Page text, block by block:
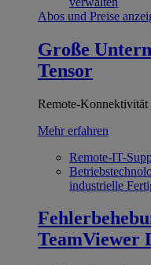
Abos und Preise
Große
Tensor
Remote-Konnektivität
Mehr erfahren
Remote-IT-
industrielle
TeamViewer